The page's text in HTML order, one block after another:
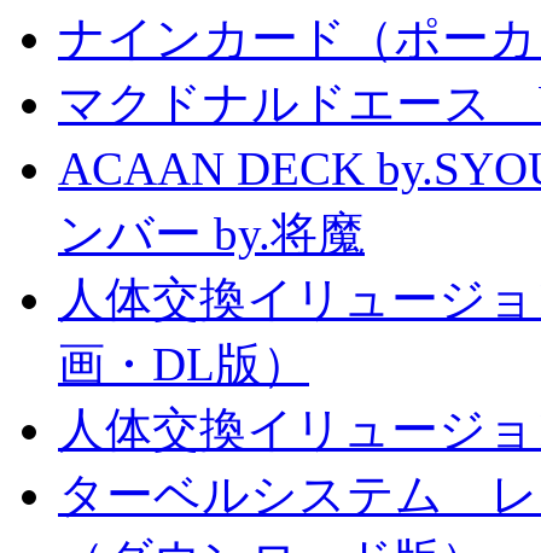
ナインカード（ポー
マクドナルドエース
ACAAN DECK
ンバー by.将魔
人体交換イリュージ
画・DL版）
人体交換イリュージ
ターベルシステム